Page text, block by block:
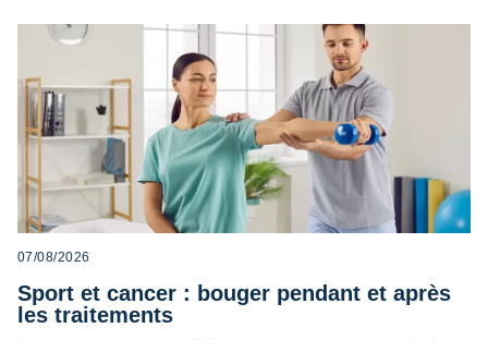
07/08/2026
Sport et cancer : bouger pendant et après
les traitements